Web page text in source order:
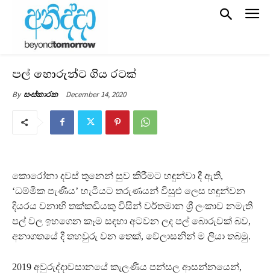
පල් හොරුන්ට ගිය රටක්
By සංස්කාරක December 14, 2020
කොරෝනා දවස් තුනෙන් සුව කිරීමට හඳුන්වා දී ඇති,
‘ධම්මික පැණිය’ හැටියට තරුණයන් විසුළු ලෙස හඳුන්වන
දියරය වනාහි තක්කඩියකු විසින් වර්තමාන ශ්‍රී ලංකාව නමැති
පල් වල ඉහගෙන කෑම සඳහා අටවන ලද පල් බොරුවක් බව,
අනාගතයේ දී තහවුරු වන තෙක්, වේලාසනින් ම ලියා තබමු.
2019 අවුරුද්දාවසානයේ කැලණිය පන්සල ආසන්නයෙන්,